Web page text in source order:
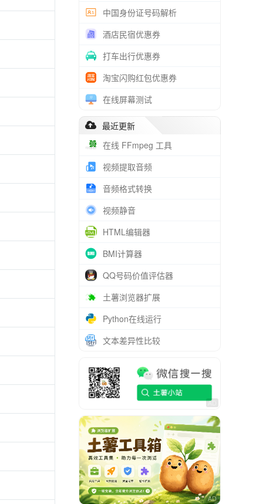
中国身份证号码解析
酒店民宿优惠券
打车出行优惠券
淘宝闪购红包优惠券
在线屏幕测试
最近更新
在线 FFmpeg 工具
视频提取音频
音频格式转换
视频静音
HTML编辑器
BMI计算器
QQ号码价值评估器
土薯浏览器扩展
Python在线运行
文本差异性比较